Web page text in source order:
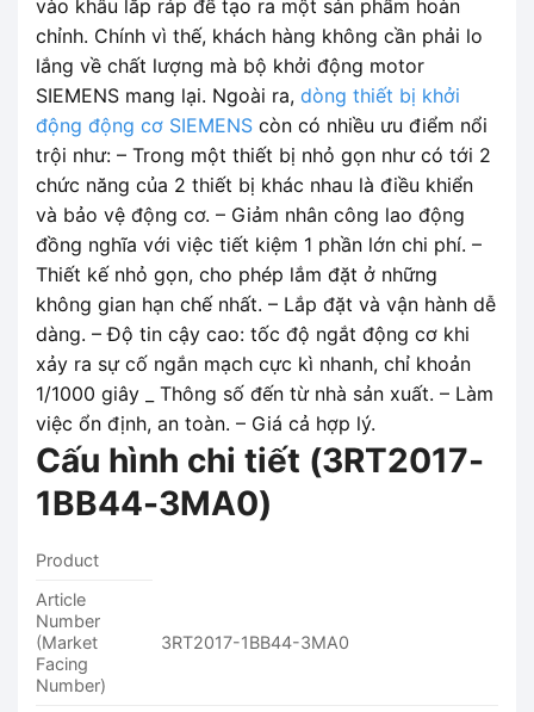
vào khâu lắp ráp để tạo ra một sản phẩm hoàn
chỉnh. Chính vì thế, khách hàng không cần phải lo
lắng về chất lượng mà bộ khởi động motor
SIEMENS mang lại. Ngoài ra, dòng thiết bị khởi
động động cơ SIEMENS còn có nhiều ưu điểm nổi
trội như: – Trong một thiết bị nhỏ gọn như có tới 2
chức năng của 2 thiết bị khác nhau là điều khiển
và bảo vệ động cơ. – Giảm nhân công lao động
đồng nghĩa với việc tiết kiệm 1 phần lớn chi phí. –
Thiết kế nhỏ gọn, cho phép lắm đặt ở những
không gian hạn chế nhất. – Lắp đặt và vận hành dễ
dàng. – Độ tin cậy cao: tốc độ ngắt động cơ khi
xảy ra sự cố ngắn mạch cực kì nhanh, chỉ khoản
1/1000 giây _ Thông số đến từ nhà sản xuất. – Làm
việc ổn định, an toàn. – Giá cả hợp lý.
Cấu hình chi tiết (3RT2017-
1BB44-3MA0)
Product
Article
Number
(Market
Facing
Number)
3RT2017-1BB44-3MA0